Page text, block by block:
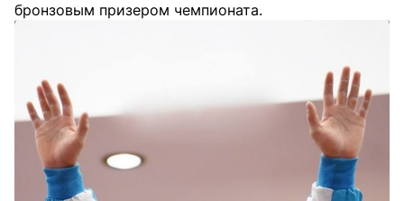
бронзовым призером чемпионата.